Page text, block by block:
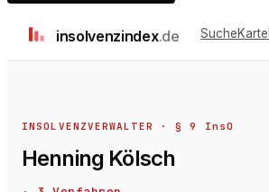
insolvenzindex.de SucheKarte
INSOLVENZVERWALTER · § 9 InsO
Henning Kölsch